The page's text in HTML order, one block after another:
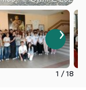
1 /18